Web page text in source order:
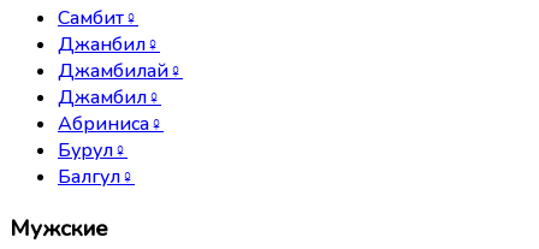
Самбит♀
Джанбил♀
Джамбилай♀
Джамбил♀
Абриниса♀
Бурул♀
Балгул♀
Мужские